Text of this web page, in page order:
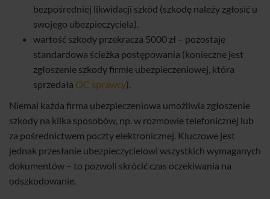
bezpośredniej likwidacji szkód (szkodę należy zgłosić u
swojego ubezpieczyciela).
wartość szkody przekracza 5000 zł – pozostaje
standardowa ścieżka postępowania (konieczne jest
zgłoszenie szkody firmie ubezpieczeniowej, która
sprzedała OC sprawcy).
Niemal każda firma ubezpieczeniowa umożliwia zgłoszenie
szkody na kilka sposobów, np. w rozmowie telefonicznej lub
za pośrednictwem poczty elektronicznej. Kluczowe jest
jednak przesłanie ubezpieczycielowi wszystkich wymaganych
dokumentów – to pozwoli skrócić czas oczekiwania na
odszkodowanie.